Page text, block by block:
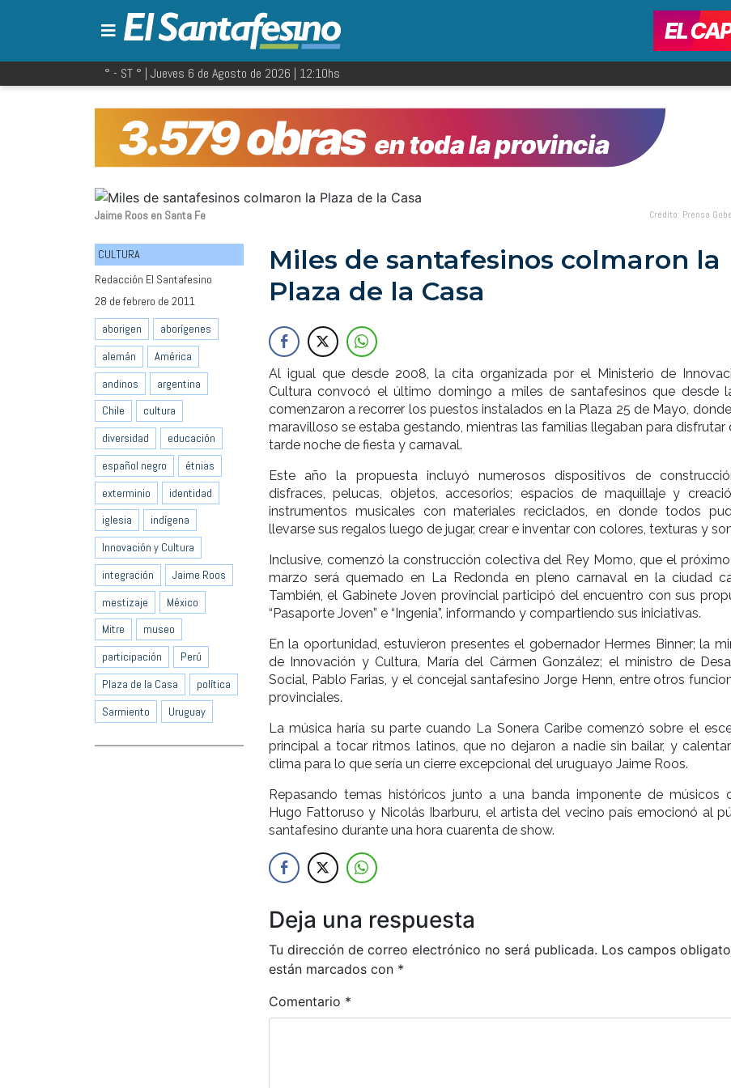
° - ST ° | Jueves 6 de Agosto de 2026 | 12:10hs
Jaime Roos en Santa Fe Crédito: Prensa
CULTURA
Redacción El Santafesino
28 de febrero de 2011
aborigen
aborígenes
alemán
América
andinos
argentina
Chile
cultura
diversidad
educación
español negro
étnias
exterminio
identidad
iglesia
indígena
Innovación y Cultura
integración
Jaime Roos
mestizaje
México
Mitre
museo
participación
Perú
Plaza de la Casa
política
Sarmiento
Uruguay
Miles de santafesinos colmaron la
Plaza de la Casa
Al igual que desde 2008, la cita organizada por el Ministerio de
Cultura convocó el último domingo a miles de santafesinos que desde
comenzaron a recorrer los puestos instalados en la Plaza 25 de Mayo,
maravilloso se estaba gestando, mientras las familias llegaban para disfrutar
tarde noche de fiesta y carnaval.
Este año la propuesta incluyó numerosos dispositivos de
disfraces, pelucas, objetos, accesorios; espacios de maquillaje y
instrumentos musicales con materiales reciclados, en donde todos
llevarse sus regalos luego de jugar, crear e inventar con colores, texturas y
Inclusive, comenzó la construcción colectiva del Rey Momo, que el
marzo será quemado en La Redonda en pleno carnaval en la ciudad
También, el Gabinete Joven provincial participó del encuentro con sus
“Pasaporte Joven” e “Ingenia”, informando y compartiendo sus iniciativas.
En la oportunidad, estuvieron presentes el gobernador Hermes Binner; la
de Innovación y Cultura, María del Cármen González; el ministro de
Social, Pablo Farias, y el concejal santafesino Jorge Henn, entre otros
provinciales.
La música haría su parte cuando La Sonera Caribe comenzó sobre el
principal a tocar ritmos latinos, que no dejaron a nadie sin bailar, y
clima para lo que sería un cierre excepcional del uruguayo Jaime Roos.
Repasando temas históricos junto a una banda imponente de músicos
Hugo Fattoruso y Nicolás Ibarburu, el artista del vecino país emocionó al
santafesino durante una hora cuarenta de show.
Deja una respuesta
Tu dirección de correo electrónico no será publicada. Los campos
están marcados con *
Comentario *